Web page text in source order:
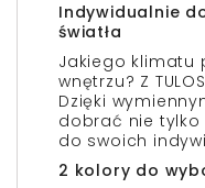
Indywidualnie
światła
Jakiego klimatu
wnętrzu? Z
Dzięki
dobrać nie tylko
do swoich
2 kolory do